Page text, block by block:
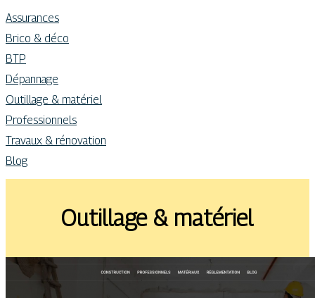
Assurances
Brico & déco
BTP
Dépannage
Outillage & matériel
Professionnels
Travaux & rénovation
Blog
Outillage & matériel